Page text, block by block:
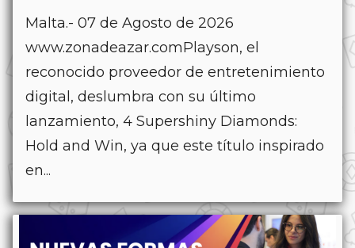
Malta.- 07 de Agosto de 2026
www.zonadeazar.comPlayson, el
reconocido proveedor de entretenimiento
digital, deslumbra con su último
lanzamiento, 4 Supershiny Diamonds:
Hold and Win, ya que este título inspirado
en...